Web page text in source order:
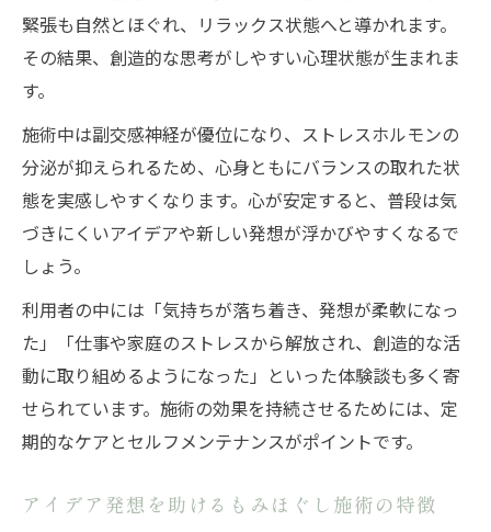
緊張も自然とほぐれ、リラックス状態へと導かれます。
その結果、創造的な思考がしやすい心理状態が生まれま
す。
施術中は副交感神経が優位になり、ストレスホルモンの
分泌が抑えられるため、心身ともにバランスの取れた状
態を実感しやすくなります。心が安定すると、普段は気
づきにくいアイデアや新しい発想が浮かびやすくなるで
しょう。
利用者の中には「気持ちが落ち着き、発想が柔軟になっ
た」「仕事や家庭のストレスから解放され、創造的な活
動に取り組めるようになった」といった体験談も多く寄
せられています。施術の効果を持続させるためには、定
期的なケアとセルフメンテナンスがポイントです。
アイデア発想を助けるもみほぐし施術の特徴